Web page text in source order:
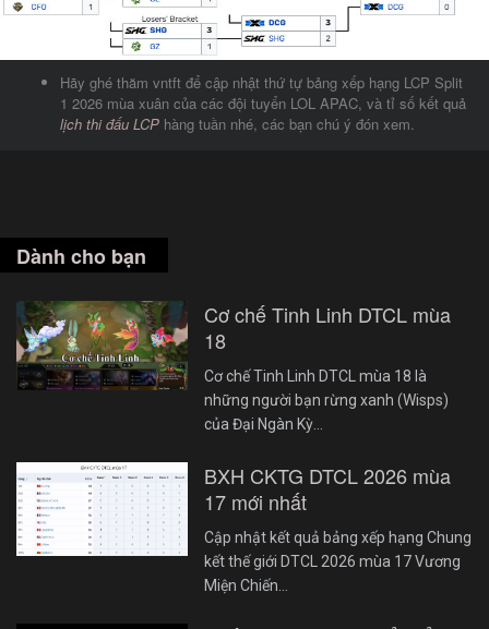
Hãy ghé thăm vntft để cập nhật thứ tự bảng xếp hạng LCP Split
1 2026 mùa xuân của các đội tuyển LOL APAC, và tỉ số kết quả
lịch thi đấu LCP hàng tuần nhé, các bạn chú ý đón xem.
Dành cho bạn
Cơ chế Tinh Linh DTCL mùa
18
Cơ chế Tinh Linh DTCL mùa 18 là
những người bạn rừng xanh (Wisps)
của Đại Ngàn Kỳ…
BXH CKTG DTCL 2026 mùa
17 mới nhất
Cập nhật kết quả bảng xếp hạng Chung
kết thế giới DTCL 2026 mùa 17 Vương
Miện Chiến…